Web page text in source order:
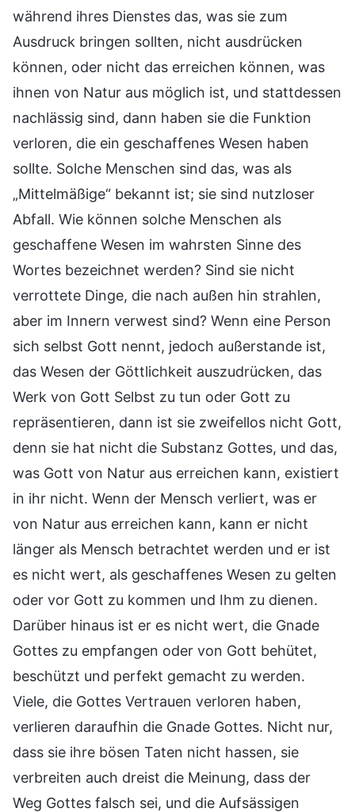
während ihres Dienstes das, was sie zum
Ausdruck bringen sollten, nicht ausdrücken
können, oder nicht das erreichen können, was
ihnen von Natur aus möglich ist, und stattdessen
nachlässig sind, dann haben sie die Funktion
verloren, die ein geschaffenes Wesen haben
sollte. Solche Menschen sind das, was als
„Mittelmäßige“ bekannt ist; sie sind nutzloser
Abfall. Wie können solche Menschen als
geschaffene Wesen im wahrsten Sinne des
Wortes bezeichnet werden? Sind sie nicht
verrottete Dinge, die nach außen hin strahlen,
aber im Innern verwest sind? Wenn eine Person
sich selbst Gott nennt, jedoch außerstande ist,
das Wesen der Göttlichkeit auszudrücken, das
Werk von Gott Selbst zu tun oder Gott zu
repräsentieren, dann ist sie zweifellos nicht Gott,
denn sie hat nicht die Substanz Gottes, und das,
was Gott von Natur aus erreichen kann, existiert
in ihr nicht. Wenn der Mensch verliert, was er
von Natur aus erreichen kann, kann er nicht
länger als Mensch betrachtet werden und er ist
es nicht wert, als geschaffenes Wesen zu gelten
oder vor Gott zu kommen und Ihm zu dienen.
Darüber hinaus ist er es nicht wert, die Gnade
Gottes zu empfangen oder von Gott behütet,
beschützt und perfekt gemacht zu werden.
Viele, die Gottes Vertrauen verloren haben,
verlieren daraufhin die Gnade Gottes. Nicht nur,
dass sie ihre bösen Taten nicht hassen, sie
verbreiten auch dreist die Meinung, dass der
Weg Gottes falsch sei, und die Aufsässigen